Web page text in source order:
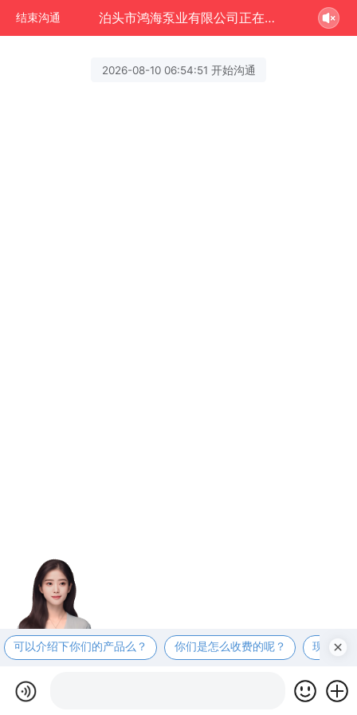
结束沟通 泊头市鸿海泵业有限公司正在为您服务
2026-08-10 06:54:51 开始沟通
可以介绍下你们的产品么？ 你们是怎么收费的呢？ 现在有